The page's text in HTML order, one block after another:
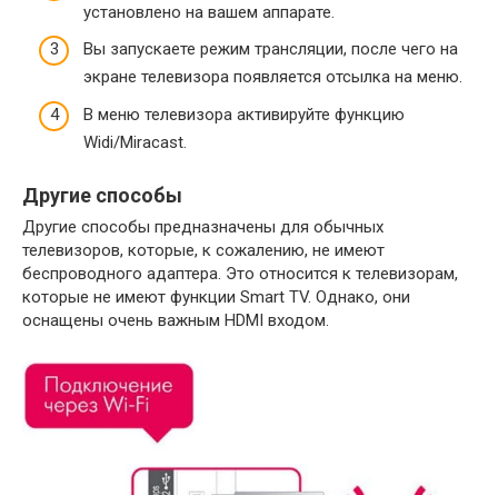
установлено на вашем аппарате.
Вы запускаете режим трансляции, после чего на
экране телевизора появляется отсылка на меню.
В меню телевизора активируйте функцию
Widi/Miracast.
Другие способы
Другие способы предназначены для обычных
телевизоров, которые, к сожалению, не имеют
беспроводного адаптера. Это относится к телевизорам,
которые не имеют функции Smart TV. Однако, они
оснащены очень важным HDMI входом.